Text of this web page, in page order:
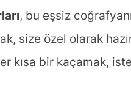
, bu eşsiz
size özel olarak
kısa bir kaçamak,